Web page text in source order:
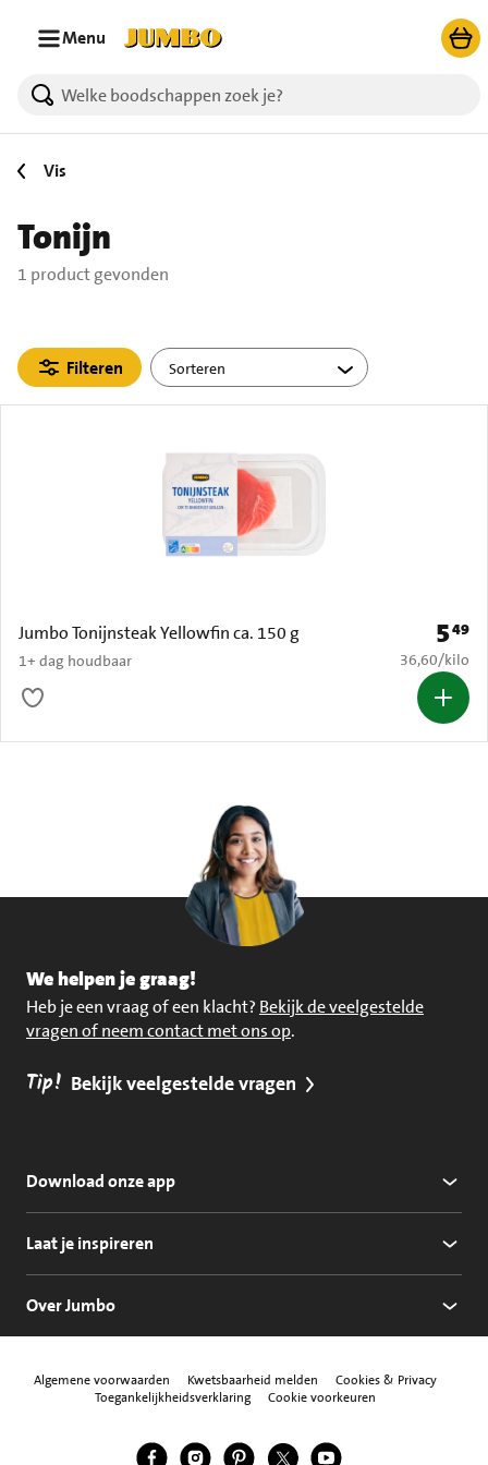
Menu
1 producten gevonden.
Vis
Tonijn
1 product gevonden
Filteren
Jumbo Tonijnsteak Yellowfin ca. 150 g
1+ dag houdbaar
Prijs:
549
€ 36,60 per
36,60/kilo
We helpen je graag!
Heb je een vraag of een klacht? Bekijk de veelgestelde
vragen of neem contact met ons op.
Tip! Bekijk veelgestelde vragen
Download onze app
Laat je inspireren
Over Jumbo
Algemene voorwaarden Kwetsbaarheid melden
Cookies & Privacy
Toegankelijkheidsverklaring
Cookie voorkeuren
Volg ons
Jumbo Facebook
Jumbo Instagram
Jumbo Pinterest
Jumbo Twitter
Jumbo YouTube